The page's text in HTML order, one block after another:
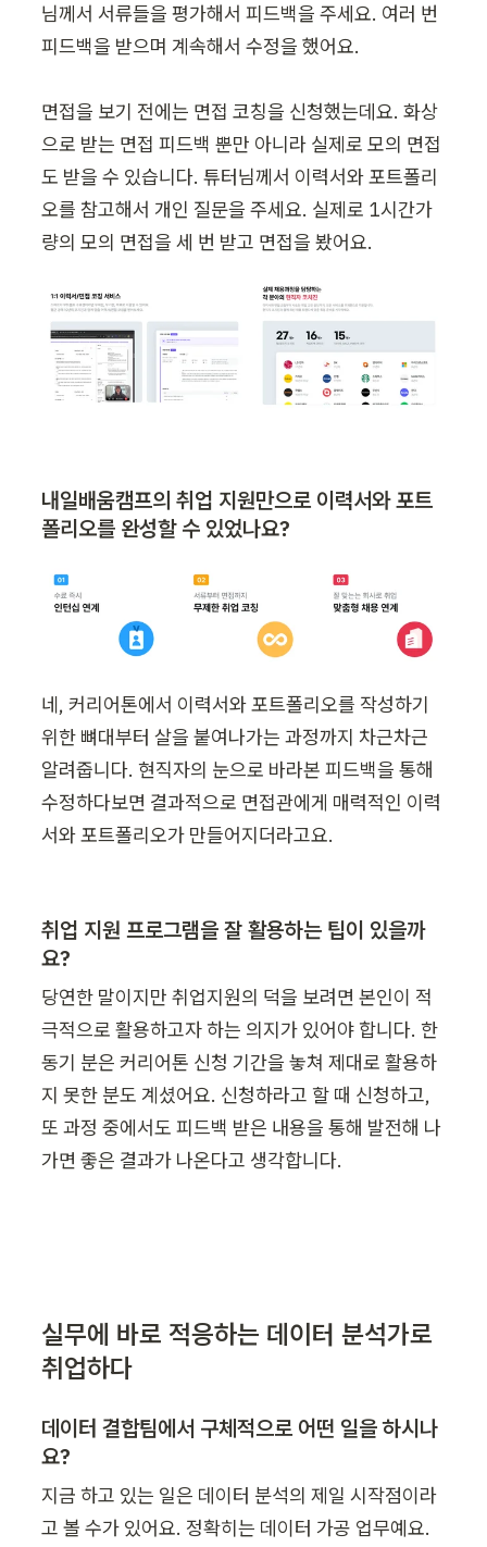
님께서 서류들을 평가해서 피드백을 주세요. 여러 번
피드백을 받으며 계속해서 수정을 했어요.
면접을 보기 전에는 면접 코칭을 신청했는데요. 화상
으로 받는 면접 피드백 뿐만 아니라 실제로 모의 면접
도 받을 수 있습니다. 튜터님께서 이력서와 포트폴리
오를 참고해서 개인 질문을 주세요. 실제로 1시간가
량의 모의 면접을 세 번 받고 면접을 봤어요.
내일배움캠프의 취업 지원만으로 이력서와 포트
폴리오를 완성할 수 있었나요?
네, 커리어톤에서 이력서와 포트폴리오를 작성하기
위한 뼈대부터 살을 붙여나가는 과정까지 차근차근
알려줍니다. 현직자의 눈으로 바라본 피드백을 통해
수정하다보면 결과적으로 면접관에게 매력적인 이력
서와 포트폴리오가 만들어지더라고요.
취업 지원 프로그램을 잘 활용하는 팁이 있을까
요?
당연한 말이지만 취업지원의 덕을 보려면 본인이 적
극적으로 활용하고자 하는 의지가 있어야 합니다. 한
동기 분은 커리어톤 신청 기간을 놓쳐 제대로 활용하
지 못한 분도 계셨어요. 신청하라고 할 때 신청하고,
또 과정 중에서도 피드백 받은 내용을 통해 발전해 나
가면 좋은 결과가 나온다고 생각합니다.
실무에 바로 적응하는 데이터 분석가로
취업하다
데이터 결합팀에서 구체적으로 어떤 일을 하시나
요?
지금 하고 있는 일은 데이터 분석의 제일 시작점이라
고 볼 수가 있어요. 정확히는 데이터 가공 업무예요.